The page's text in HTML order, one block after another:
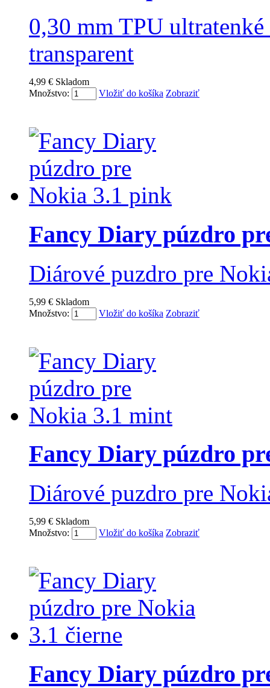
0,30 mm TPU
transparent
4,99 € Skladom
Množstvo:
Vložiť do košíka Zobraziť
Fancy Diary púzdro
Diárové puzdro pre
5,99 € Skladom
Množstvo:
Vložiť do košíka Zobraziť
Fancy Diary púzdro
Diárové puzdro pre
5,99 € Skladom
Množstvo:
Vložiť do košíka Zobraziť
Fancy Diary púzdro